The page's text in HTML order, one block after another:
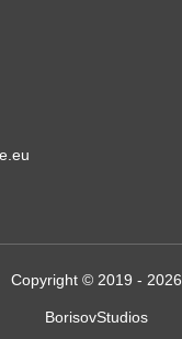
Copyright © 2019 - 2026
BorisovStudios